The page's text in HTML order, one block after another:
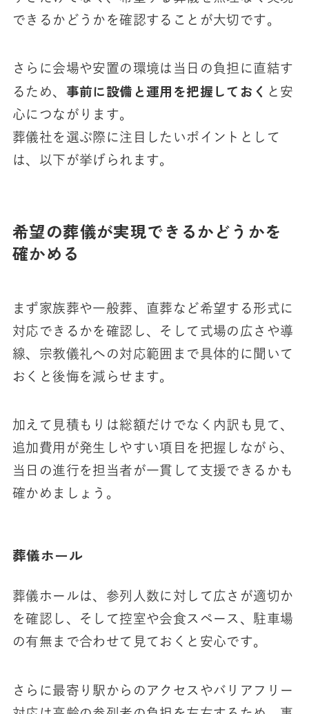
できるかどうかを確認することが大切です。
さらに会場や安置の環境は当日の負担に直結す
るため、 事前に設備と運用を把握しておく と安
心につながります。
葬儀社を選ぶ際に注目したいポイントとして
は、以下が挙げられます。
希望の葬儀が実現できるかどうかを
確かめる
まず家族葬や一般葬、直葬など希望する形式に
対応できるかを確認し、そして式場の広さや導
線、宗教儀礼への対応範囲まで具体的に聞いて
おくと後悔を減らせます。
加えて見積もりは総額だけでなく内訳も見て、
追加費用が発生しやすい項目を把握しながら、
当日の進行を担当者が一貫して支援できるかも
確かめましょう。
葬儀ホール
葬儀ホールは、参列人数に対して広さが適切か
を確認し、そして控室や会食スペース、駐車場
の有無まで合わせて見ておくと安心です。
さらに最寄り駅からのアクセスやバリアフリー